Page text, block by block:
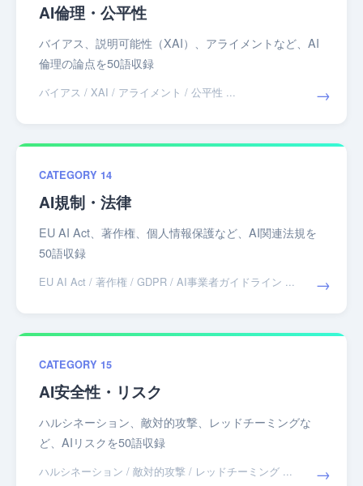
AI倫理・公平性
バイアス、説明可能性（XAI）、アライメントなど、AI
倫理の論点を50語収録
バイアス / XAI / アライメント / 公平性 ... →
CATEGORY 14
AI規制・法律
EU AI Act、著作権、個人情報保護など、AI関連法規を
50語収録
EU AI Act / 著作権 / GDPR / AI事業者ガイドライン ... →
CATEGORY 15
AI安全性・リスク
ハルシネーション、敵対的攻撃、レッドチーミングな
ど、AIリスクを50語収録
ハルシネーション / 敵対的攻撃 / レッドチーミング ... →